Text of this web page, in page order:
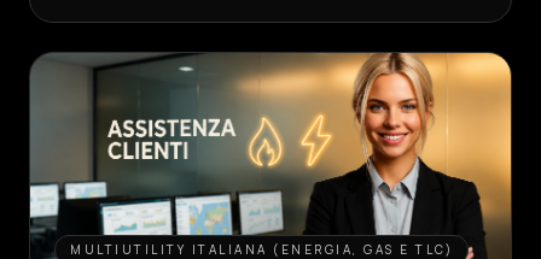
CRÉER
AGENT
MULTIUTILITY ITALIANA (ENERGIA, GAS E TLC)